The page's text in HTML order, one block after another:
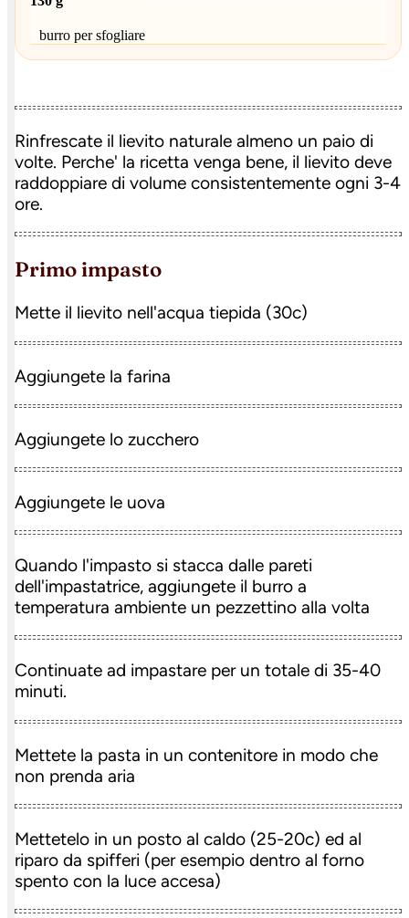
burro per sfogliare
Rinfrescate il lievito naturale almeno un paio di
volte. Perche' la ricetta venga bene, il lievito deve
raddoppiare di volume consistentemente ogni 3-4
ore.
primo impasto
Mette il lievito nell'acqua tiepida (30c)
Aggiungete la farina
Aggiungete lo zucchero
Aggiungete le uova
Quando l'impasto si stacca dalle pareti
dell'impastatrice, aggiungete il burro a
temperatura ambiente un pezzettino alla volta
Continuate ad impastare per un totale di 35-40
minuti.
Mettete la pasta in un contenitore in modo che
non prenda aria
Mettetelo in un posto al caldo (25-20c) ed al
riparo da spifferi (per esempio dentro al forno
spento con la luce accesa)